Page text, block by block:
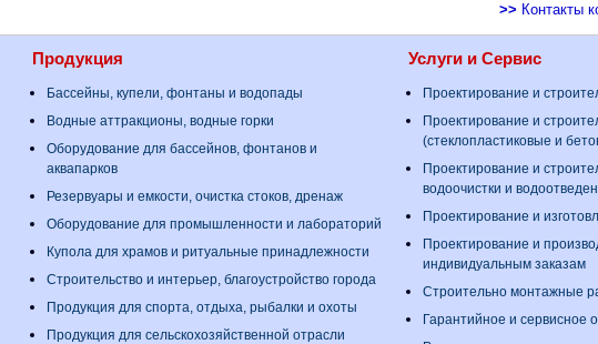
>> Контакты
Продукция
Бассейны, купели, фонтаны и водопады
Водные аттракционы, водные горки
Оборудование для бассейнов, фонтанов и
аквапарков
Резервуары и емкости, очистка стоков, дренаж
Оборудование для промышленности и лабораторий
Купола для храмов и ритуальные принадлежности
Строительство и интерьер, благоустройство города
Продукция для спорта, отдыха, рыбалки и охоты
Продукция для сельскохозяйственной отрасли
Услуги и Сервис
Проектирование и
Проектирование и
(стеклопластиковые и
Проектирование и
водоочистки и
Проектирование и
Проектирование и
индивидуальным заказам
Строительно монтажные
Гарантийное и сервисное